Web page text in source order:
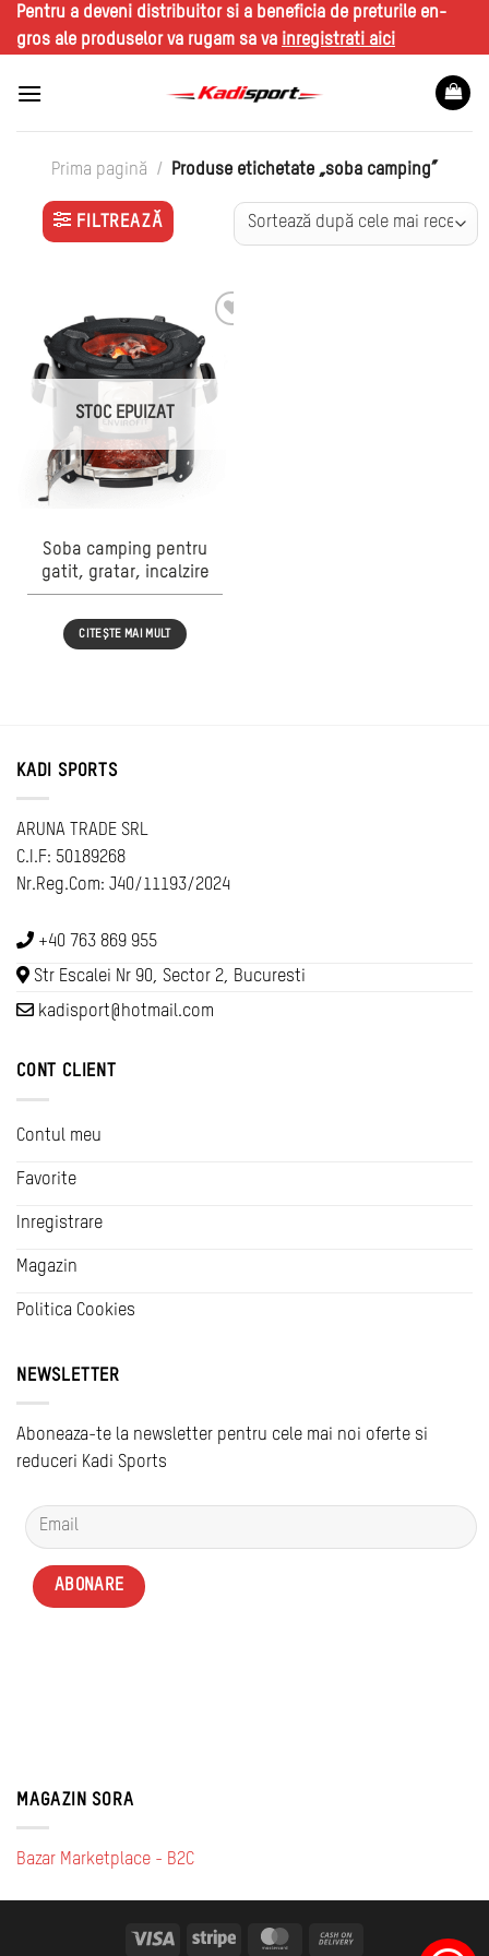
SkipPentru a deveni distribuitor si a beneficia de preturile en-
gros ale produselor va rugam sa va inregistrati aici
Prima pagină / Produse etichetate „soba camping”
FILTREAZĂ
STOC EPUIZAT
Soba camping pentru
gatit, gratar, incalzire
CITEȘTE MAI MULT
KADI SPORTS
ARUNA TRADE SRL
C.I.F: 50189268
Nr.Reg.Com: J40/11193/2024
+40 763 869 955
Str Escalei Nr 90, Sector 2, Bucuresti
kadisport@hotmail.com
CONT CLIENT
Contul meu
Favorite
Inregistrare
Magazin
Politica Cookies
NEWSLETTER
Aboneaza-te la newsletter pentru cele mai noi oferte si
reduceri Kadi Sports
MAGAZIN SORA
Bazar Marketplace - B2C